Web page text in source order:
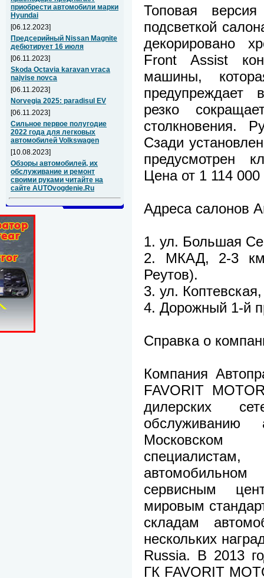
приобрести автомобили марки
Hyundai
[06.12.2023]
Предсерийный Nissan Magnite
дебютирует 16 июля
[06.11.2023]
Skoda Octavia karavan vraca
najvise novca
[06.11.2023]
Norvegia 2025: paradisul EV
[06.11.2023]
Сильное первое полугодие
2022 года для легковых
автомобилей Volkswagen
[10.08.2023]
Обзоры автомобилей, их
обслуживание и ремонт
своими руками читайте на
сайте AUTOvogdenie.Ru
Топовая
подсветкой
декорировано
Front Assist
машины,
предупреждает
резко
столкновения.
Сзади
предусмотрен
Цена от 1 114 000
Адреса салонов
1. ул. Большая
2. МКАД, 2-3
Реутов).
3. ул.
4. Дорожный 1-й
Справка о
Компания
FAVORIT
дилерских
Московском
сервисным
мировым
складам
нескольких
Russia. В 2013
ГК FAVORIT